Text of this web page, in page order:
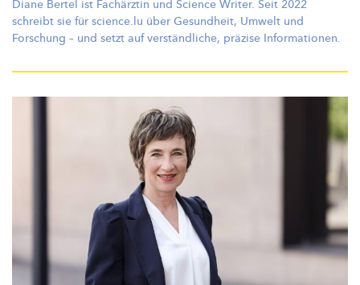
Diane Bertel ist Fachärztin und Science Writer. Seit 2022
schreibt sie für science.lu über Gesundheit, Umwelt und
Forschung – und setzt aufverständliche, präzise Informationen.